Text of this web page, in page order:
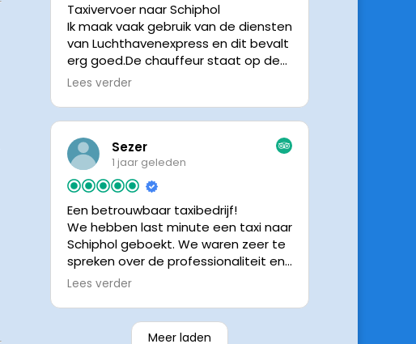
Taxivervoer naar Schiphol
Ik maak vaak gebruik van de diensten
van Luchthavenexpress en dit bevalt
erg goed.De chauffeur staat op de
afgesproken tijd klaar om je op te
neemt de chauffeur direct contact
staat.Altijd nette chauffeurs, en in
mijn geval is het voordeliger dan
parkeren op P3 bij 9 dagen parkeren.
En dan hopen dat je auto geen
schade heeft ivm de krappe
parkeervakken. Ik beveel
Luchthavenexpress dan ook zeker
aan.
Lees verder
Sezer
1 jaar geleden
Een betrouwbaar taxibedrijf!
We hebben last minute een taxi naar
Schiphol geboekt. We waren zeer te
spreken over de professionaliteit en
vriendelijkheid van luchthavenexpres!
verzekerde om er op tijd te zijn en
stuurde z’n live locatie een paar
Lees verder
Meer laden